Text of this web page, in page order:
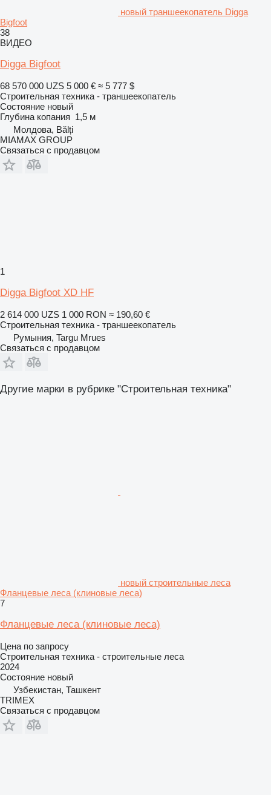
новый траншеекопатель Digga
Bigfoot
38
ВИДЕО
Digga Bigfoot
68 570 000 UZS 5 000 € ≈ 5 777 $
Строительная техника - траншеекопатель
Состояние новый
Глубина копания 1,5 м
Молдова, Bălți
MIAMAX GROUP
Связаться с продавцом
1
Digga Bigfoot XD HF
2 614 000 UZS 1 000 RON ≈ 190,60 €
Строительная техника - траншеекопатель
Румыния, Targu Mrues
Связаться с продавцом
Другие марки в рубрике "Строительная техника"
новый строительные леса
Фланцевые леса (клиновые леса)
7
Фланцевые леса (клиновые леса)
Цена по запросу
Строительная техника - строительные леса
2024
Состояние новый
Узбекистан, Ташкент
TRIMEX
Связаться с продавцом